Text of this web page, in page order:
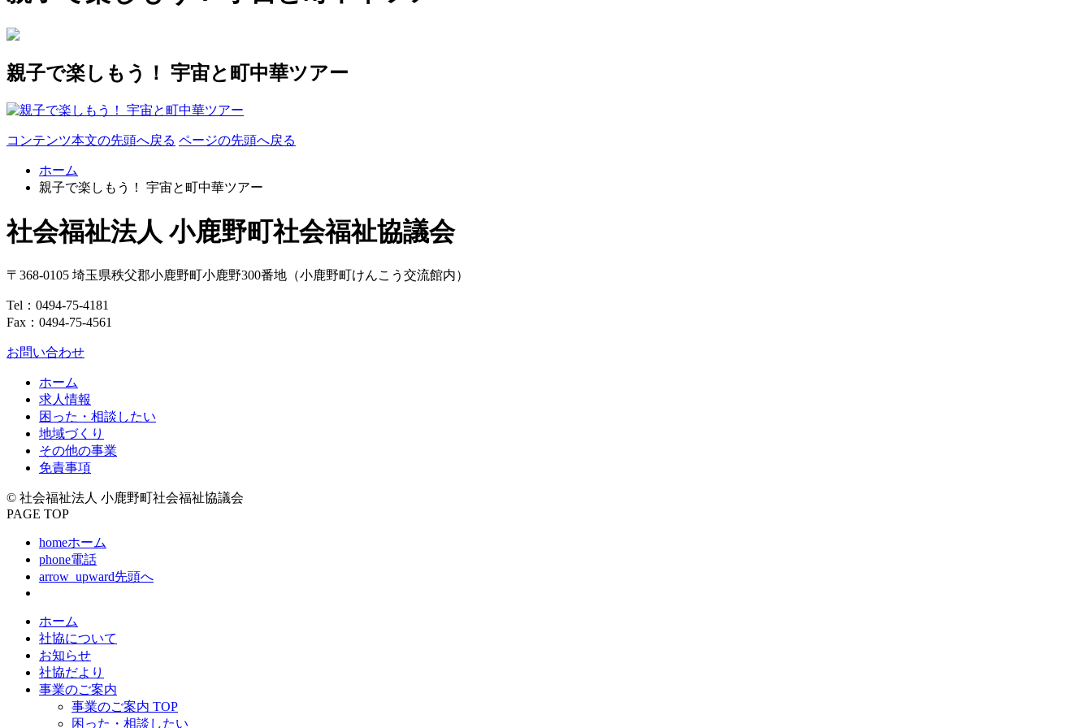
親子で楽しもう！ 宇宙と町中華ツアー
コンテンツ本文の先頭へ戻る ページの先頭へ戻る
ホーム
親子で楽しもう！ 宇宙と町中華ツアー
社会福祉法人 小鹿野町社会福祉協議会
〒368-0105 埼玉県秩父郡小鹿野町小鹿野300番地 （小鹿野町けんこう交流館内）
Tel： 0494-75-4181
Fax：0494-75-4561
お問い合わせ
ホーム
求人情報
困った・相談したい
地域づくり
その他の事業
免責事項
© 社会福祉法人 小鹿野町社会福祉協議会
PAGE TOP
homeホーム
phone電話
arrow_upward先頭へ
ホーム
社協について
お知らせ
社協だより
事業のご案内
事業のご案内 TOP
困った・相談したい